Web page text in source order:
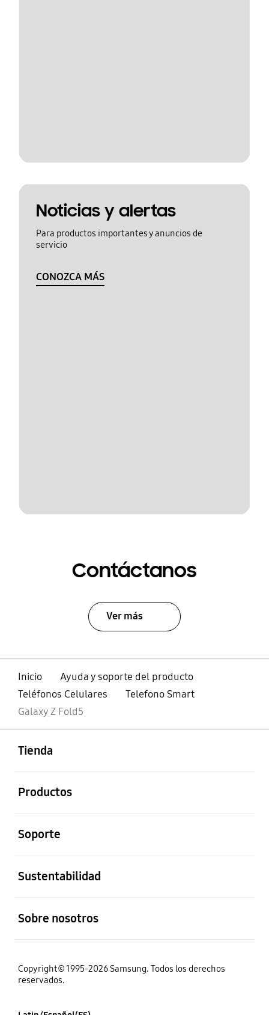
Noticias y alertas
Para productos importantes y anuncios de
servicio
CONOZCA MÁS
Contáctanos
Ver más
Inicio
Ayuda y soporte del producto
Teléfonos Celulares
Telefono Smart
Galaxy Z Fold5
Tienda
Productos
Soporte
Sustentabilidad
Sobre nosotros
Copyright© 1995-2026 Samsung. Todos los derechos
reservados.